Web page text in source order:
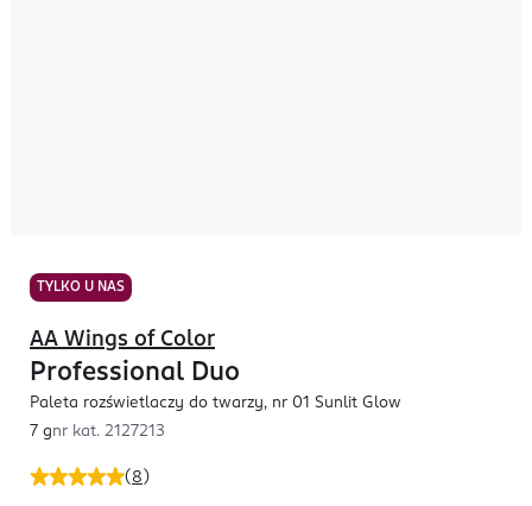
TYLKO U NAS
( 8 )
AA Wings of Color
Professional Duo
Paleta rozświetlaczy do twarzy, nr 01 Sunlit Glow
7 gnr kat. 2127213